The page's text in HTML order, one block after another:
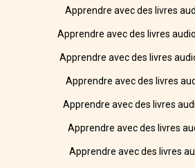
Apprendre avec des livres
Apprendre avec des livres
Apprendre avec des livres
Apprendre avec des livres
Apprendre avec des livres
Apprendre avec des livres
Apprendre avec des livres